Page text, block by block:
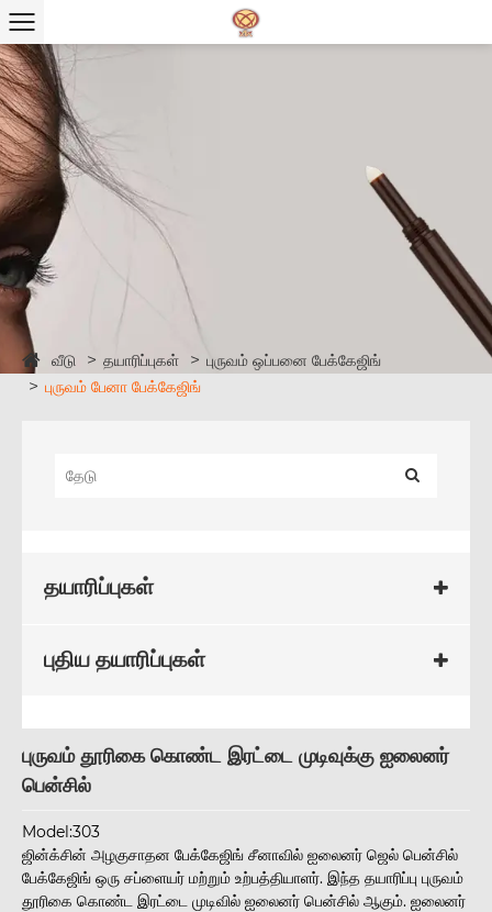
வீடு தயாரிப்புகள்
புருவம் ஒப்பனை பேக்கேஜிங்
புருவம் பேனா பேக்கேஜிங்
தயாரிப்புகள்
புதிய தயாரிப்புகள்
புருவம் தூரிகை கொண்ட இரட்டை முடிவுக்கு ஐலைனர்
பென்சில்
Model:303
ஜின்க்சின் அழகுசாதன பேக்கேஜிங் சீனாவில் ஐலைனர் ஜெல் பென்சில்
பேக்கேஜிங் ஒரு சப்ளையர் மற்றும் உற்பத்தியாளர். இந்த தயாரிப்பு புருவம்
தூரிகை கொண்ட இரட்டை முடிவில் ஐலைனர் பென்சில் ஆகும். ஐலைனர்